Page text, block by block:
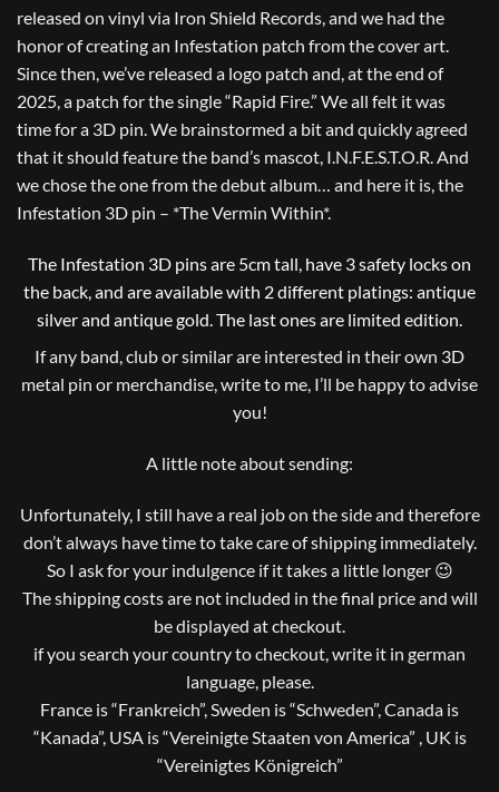
released on vinyl via Iron Shield Records, and we had the
honor of creating an Infestation patch from the cover art.
Since then, we’ve released a logo patch and, at the end of
2025, a patch for the single “Rapid Fire.” We all felt it was
time for a 3D pin. We brainstormed a bit and quickly agreed
that it should feature the band’s mascot, I.N.F.E.S.T.O.R. And
we chose the one from the debut album… and here it is, the
Infestation 3D pin – *The Vermin Within*.
The Infestation 3D pins are 5cm tall, have 3 safety locks on
the back, and are available with 2 different platings: antique
silver and antique gold. The last ones are limited edition.
If any band, club or similar are interested in their own 3D
metal pin or merchandise, write to me, I’ll be happy to advise
you!
A little note about sending:
Unfortunately, I still have a real job on the side and therefore
don’t always have time to take care of shipping immediately.
So I ask for your indulgence if it takes a little longer 😉
The shipping costs are not included in the final price and will
be displayed at checkout.
if you search your country to checkout, write it in german
language, please.
France is “Frankreich”, Sweden is “Schweden”, Canada is
“Kanada”, USA is “Vereinigte Staaten von America” , UK is
“Vereinigtes Königreich”